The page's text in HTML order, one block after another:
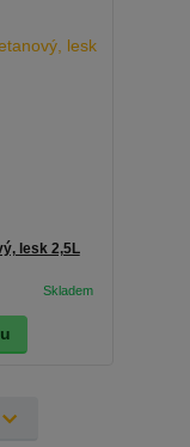
lesk 2,5L